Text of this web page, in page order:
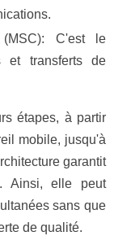
C'est le
et transferts de
étapes, à partir
mobile, jusqu'à
garantit
Ainsi, elle peut
sans que
de qualité.